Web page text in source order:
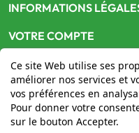
INFORMATIONS
VOTRE COMPTE
Ce site Web utilise ses
améliorer nos services et
vos préférences en
Pour donner votre
sur le bouton Accepter.